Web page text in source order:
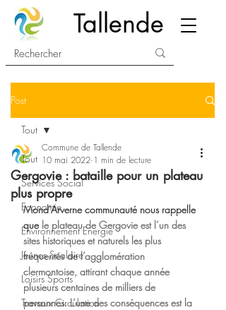
Tallende
Post
Tout
Services Social
Economie
Environnement Energie
Jeunes Scolaire
Loisirs Sports
Travaux Circulation
Tout
Gergovie : bataille pour un plateau
plus propre
Commune de Tallende
10 mai 2022 1 min de lecture
Mond'Arverne communauté nous rappelle
que le plateau de Gergovie est l’un des
sites historiques et naturels les plus
fréquentés de l’agglomération
clermontoise, attirant chaque année
plusieurs centaines de milliers de
personnes. L’une des conséquences est la